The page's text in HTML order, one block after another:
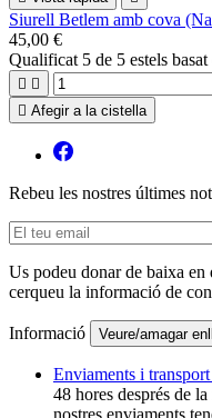
Siurell Betlem amb cova
45,00 €
Qualificat 5 de 5 estels basat
 
 Afegir a la cistella
Rebeu les nostres últimes
Us podeu donar de baixa
cerqueu la informació de
Informació Veure/amagar
Enviaments i transport
48 hores després de
nostres enviaments